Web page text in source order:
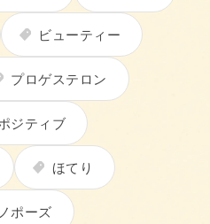
ビューティー
プロゲステロン
ジティブ
ほてり
ポーズ